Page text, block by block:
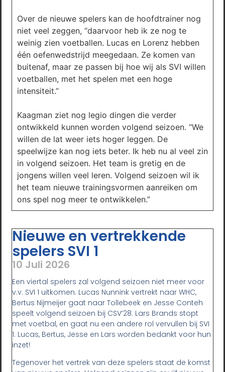
Over de nieuwe spelers kan de hoofdtrainer nog
niet veel zeggen, “daarvoor heb ik ze nog te
weinig zien voetballen. Lucas en Lorenz hebben
één oefenwedstrijd meegedaan. Ze komen van
buitenaf, maar ze passen bij hoe wij als SVI willen
voetballen, met het spelen met een hoge
intensiteit.”
Kaagman ziet nog legio dingen die verder
ontwikkeld kunnen worden volgend seizoen. “We
willen de lat weer iets hoger leggen. De
speelwijze kan nog iets beter. Ik heb nu al veel zin
in volgend seizoen. Het team is gretig en de
jongens willen veel leren. Volgend seizoen wil ik
het team nieuwe trainingsvormen aanreiken om
ons spel nog meer te ontwikkelen.”
Nieuwe en vertrekkende
spelers SVI 1
10 Juli 2026
Een viertal spelers zal volgend seizoen niet meer voor
v.v. SVI 1 uitkomen. Lucas Nunnink vertrekt naar WHC,
Bertus Nijmeijer gaat naar Tollebeek en Jesse Conteh
speelt volgend seizoen bij CSV’28. Lars Brands stopt
met voetbal, en gaat nu een andere rol vervullen bij SVI
1. Lucas, Bertus, Jesse en Lars worden bedankt voor hun
inzet!
Tegenover het vertrek van deze spelers staat de komst